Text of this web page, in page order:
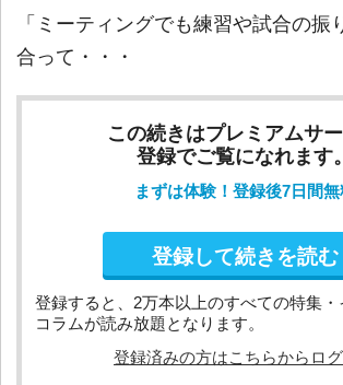
「ミーティングでも練習や試合の振
合って・・・
この続きはプレミアムサ
登録でご覧になれます。
まずは体験！登録後7日間無
登録して続きを読む
登録すると、2万本以上のすべての特集・
コラムが読み放題となります。
登録済みの方はこちらからロ